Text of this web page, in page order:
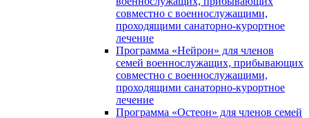
совместно с военнослужащими,
проходящими санаторно-курортное
лечение
Программа «Нейрон» для членов
семей военнослужащих, прибывающих
совместно с военнослужащими,
проходящими санаторно-курортное
лечение
Программа «Остеон» для членов семей